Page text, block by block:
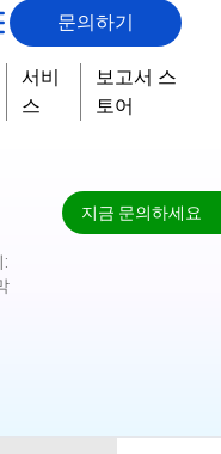
문의하기
서비
스
보고서 스
토어
지금 문의하세요
: